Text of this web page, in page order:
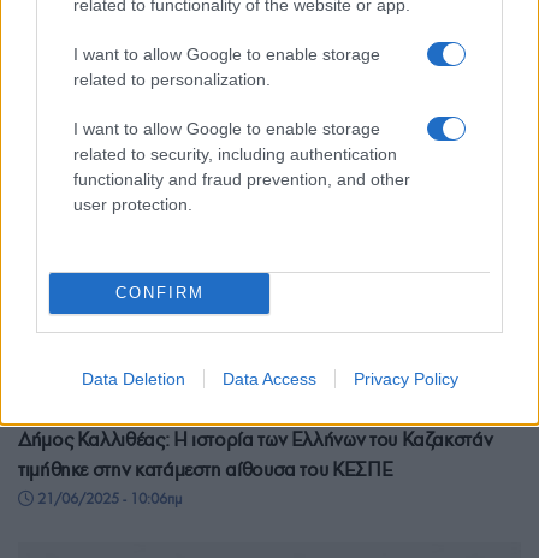
related to functionality of the website or app.
I want to allow Google to enable storage
related to personalization.
I want to allow Google to enable storage
related to security, including authentication
functionality and fraud prevention, and other
user protection.
CONFIRM
Data Deletion Data Access Privacy Policy
11/07/2025 - 6:42μμ
ΠΟΝΤΟΣ
Δήμος Καλλιθέας: Η ιστορία των Ελλήνων του Καζακστάν
τιμήθηκε στην κατάμεστη αίθουσα του ΚΕΣΠΕ
21/06/2025 - 10:06πμ